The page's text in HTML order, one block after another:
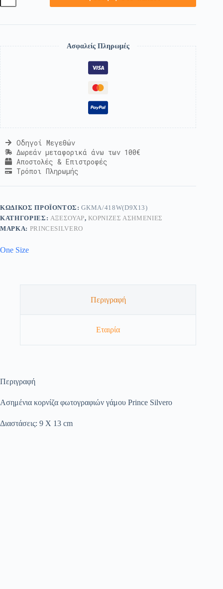
Ασφαλείς Πληρωμές
Οδηγοί Μεγεθών
Δωρεάν μεταφορικά άνω των 100€
Αποστολές & Επιστροφές
Τρόποι Πληρωμής
ΚΩΔΙΚΌΣ ΠΡΟΪΌΝΤΟΣ:GKMA/418W(D9X13)
ΚΑΤΗΓΟΡΊΕΣ: ΑΞΕΣΟΥΆΡ,ΚΟΡΝΊΖΕΣ ΑΣΗΜΈΝΙΕΣ
ΜΆΡΚΑ: PRINCESILVERO
One Size
Περιγραφή
Εταιρία
Περιγραφή
Ασημένια κορνίζα φωτογραφιών γάμου Prince Silvero
Διαστάσεις: 9 Χ 13 cm